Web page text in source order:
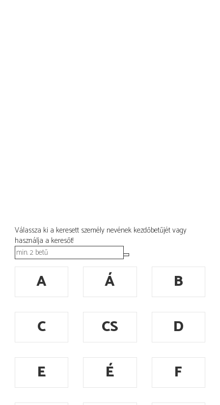
Válassza ki a keresett személy nevének kezdőbetűjét vagy
használja a keresőt!
A Á
B
C
CS
D
E
É
F